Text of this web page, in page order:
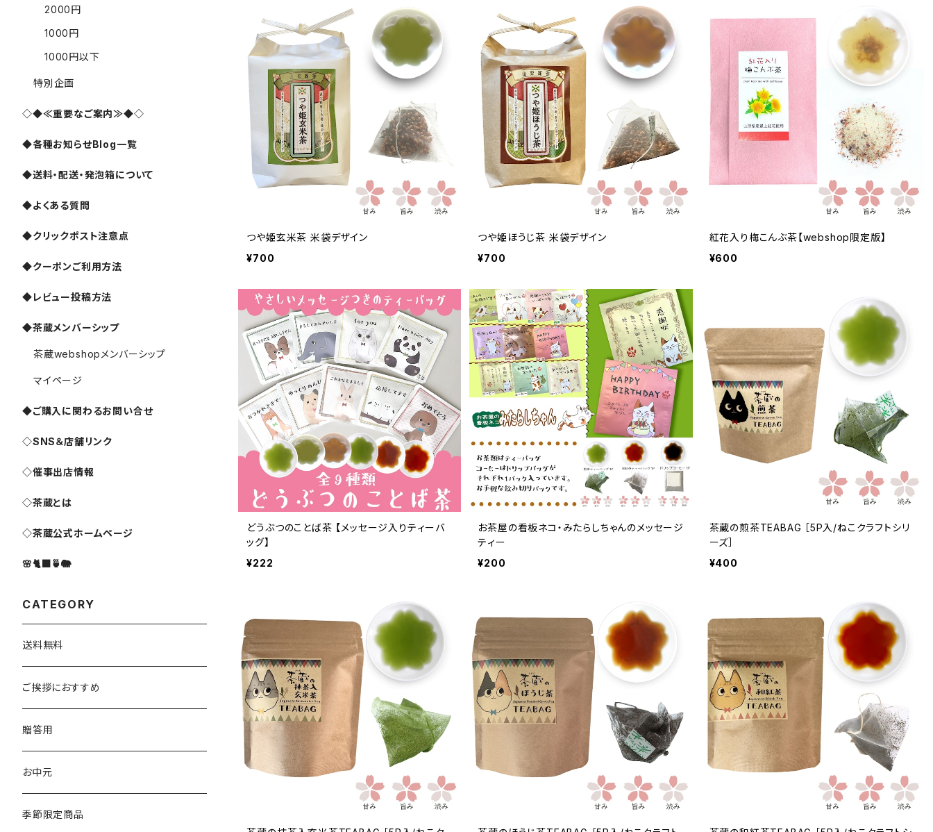
つや姫玄米茶 米袋デザイン
¥700
つや姫ほうじ茶 米袋デザイン
¥700
紅花入り梅こんぶ茶【webshop限定版】
¥600
どうぶつのことば茶 【メッセージ入りティーバ
ッグ】
¥222
お茶屋の看板ネコ・みたらしちゃんのメッセージ
ティー
¥200
茶蔵の煎茶TEABAG ［5P入/ねこクラフトシリ
ーズ］
¥400
2000円
1000円
1000円以下
特別企画
◇◆≪重要なご案内≫◆◇
◆各種お知らせBlog一覧
◆送料・配送・発泡箱について
◆よくある質問
◆クリックポスト注意点
◆クーポンご利用方法
◆レビュー投稿方法
◆茶蔵メンバーシップ
茶蔵webshopメンバーシップ
マイページ
◆ご購入に関わるお問い合せ
◇SNS＆店舗リンク
◇催事出店情報
◇茶蔵とは
◇茶蔵公式ホームページ
🌸🐈‍⬛🍵🐘
CATEGORY
送料無料
ご挨拶におすすめ
贈答用
お中元
季節限定商品